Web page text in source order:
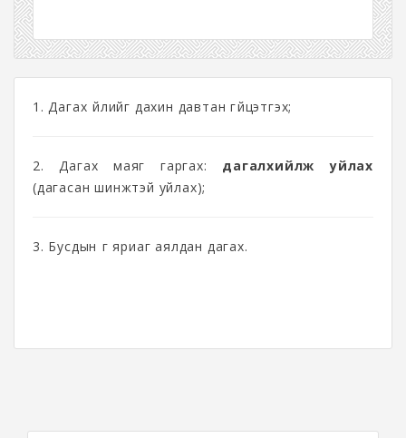
1. Дагах үйлийг дахин давтан гүйцэтгэх;
2. Дагах маяг гаргах: дагалхийлж уйлах
(дагасан шинжтэй уйлах);
3. Бусдын үг яриаг аялдан дагах.